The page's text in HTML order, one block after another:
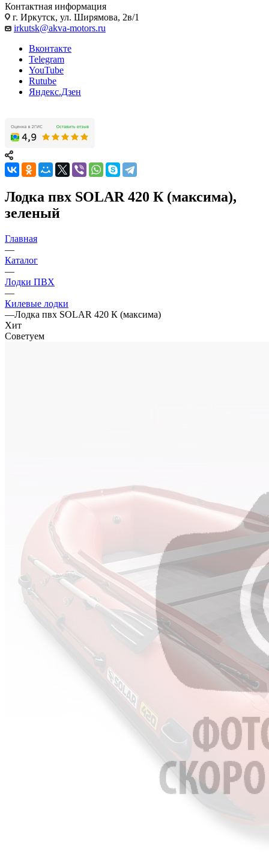
Контактная информация
г. Иркутск, ул. Ширямова, 2в/1
irkutsk@akva-motors.ru
Вконтакте
Telegram
YouTube
Rutube
Яндекс.Дзен
Лодка пвх SOLAR 420 К (максима),
зеленый
Главная
—
Каталог
—
Лодки ПВХ
—
Килевые лодки
—Лодка пвх SOLAR 420 К (максима)
Хит
Советуем